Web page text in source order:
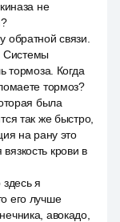
не
связи.
Системы
тормоза. Когда
тормоз?
была
так же быстро,
на рану это
крови в
я
его лучше
авокадо,